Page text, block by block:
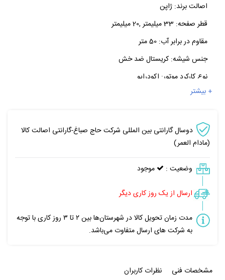
اصالت برند: ژاپن
قطر صفحه: 33 میلیمتر ,20 میلیمتر
مقاوم در برابر آب: 50 متر
جنس شیشه: کریستال ضد خش
نوع کارکرد موتور: اکودرایو
+ بیشتر
دوسال گارانتی بین المللی شرکت حاج صباغ-گارانتی اصالت کالا
(مادام العمر)
وضعیت : موجود
ارسال از یک روز کاری دیگر
مدت زمان تحویل کالا در شهرستان‌ها بین ۲ تا ۳ روز کاری با توجه
به شرکت های ارسال متفاوت می‌باشد.
مشخصات فنی نظرات کاربران